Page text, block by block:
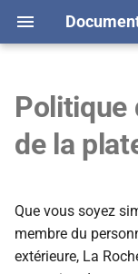
t
l
1. Identité et
Responsable de
données
3. Catégories de
Politique
de la
Que vous soyez
membre du
extérieure, La